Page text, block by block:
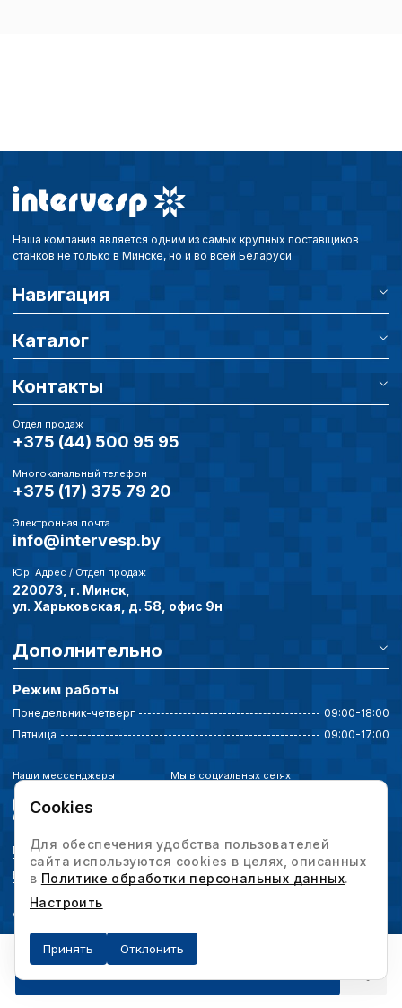
Наша компания является одним из самых крупных поставщиков
станков не только в Минске, но и во всей Беларуси.
Навигация
Каталог
Контакты
Отдел продаж
+375 (44) 500 95 95
Многоканальный телефон
+375 (17) 375 79 20
Электронная почта
info@intervesp.by
Юр. Адрес / Отдел продаж
220073, г. Минск,
ул. Харьковская, д. 58, офис 9н
Дополнительно
Режим работы
Понедельник-четверг
09:00-18:00
Пятница
09:00-17:00
Наши мессенджеры Мы в социальных сетях
Политика конфиденциальности
Выбор настроек cookie
© 2026 Интервесп — производственное оборудование. Все права защищены.
Cookies
Для обеспечения удобства пользователей
сайта используются cookies в целях, описанных
в Политике обработки персональных данных.
Настроить
Принять Отклонить